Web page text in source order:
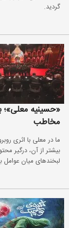
گردید.
«حسینیه معلی»؛
مخاطب
ما در معلی با اثری
بیشتر از آن، درگیر
لبخندهای میان عوامل